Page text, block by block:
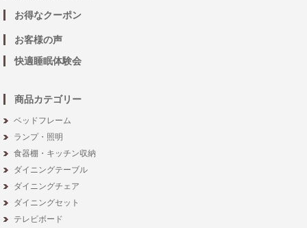
お得なクーポン
お客様の声
快適睡眠体験会
商品カテゴリー
ベッドフレーム
ランプ・照明
食器棚・キッチン収納
ダイニングテーブル
ダイニングチェア
ダイニングセット
テレビボード